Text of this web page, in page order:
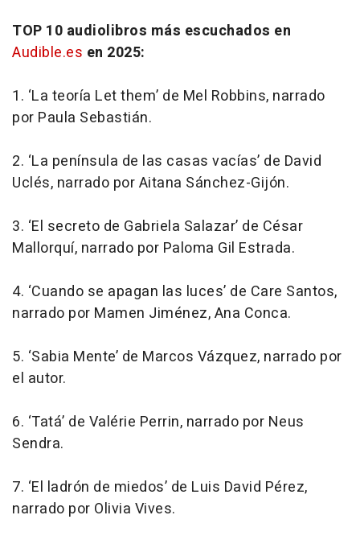
TOP 10 audiolibros más escuchados en
Audible.es en 2025:
1. ‘La teoría Let them’ de Mel Robbins, narrado
por Paula Sebastián.
2. ‘La península de las casas vacías’ de David
Uclés, narrado por Aitana Sánchez-Gijón.
3. ‘El secreto de Gabriela Salazar’ de César
Mallorquí, narrado por Paloma Gil Estrada.
4. ‘Cuando se apagan las luces’ de Care Santos,
narrado por Mamen Jiménez, Ana Conca.
5. ‘Sabia Mente’ de Marcos Vázquez, narrado por
el autor.
6. ‘Tatá’ de Valérie Perrin, narrado por Neus
Sendra.
7. ‘El ladrón de miedos’ de Luis David Pérez,
narrado por Olivia Vives.